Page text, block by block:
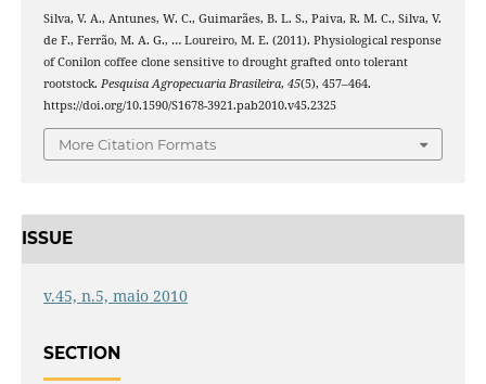
Silva, V. A., Antunes, W. C., Guimarães, B. L. S., Paiva, R. M. C., Silva, V.
de F., Ferrão, M. A. G., … Loureiro, M. E. (2011). Physiological response
of Conilon coffee clone sensitive to drought grafted onto tolerant
rootstock. Pesquisa Agropecuaria Brasileira, 45(5), 457–464.
https://doi.org/10.1590/S1678-3921.pab2010.v45.2325
More Citation Formats
ISSUE
v.45, n.5, maio 2010
SECTION